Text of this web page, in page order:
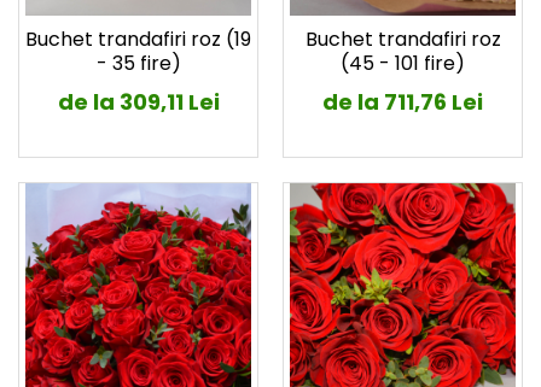
Buchet trandafiri roz (19
- 35 fire)
de la 309,11 Lei
Buchet trandafiri roz
(45 - 101 fire)
de la 711,76 Lei